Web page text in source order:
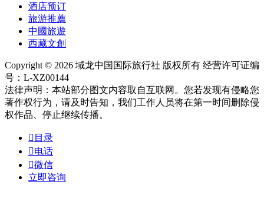
酒店预订
旅游推薦
中國旅遊
西藏文創
Copyright © 2026 域龙中国国际旅行社 版权所有 经营许可证编
号：L-XZ00144
法律声明：本站部分图文内容取自互联网。您若发现有侵略您
著作权行为，请及时告知，我们工作人员将在第一时间删除侵
权作品、停止继续传播。
 目录
电话
微信
立即咨询